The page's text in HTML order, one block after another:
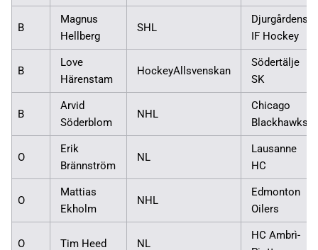
B
Magnus
Hellberg
SHL
Djurgårdens
IF Hockey
B
Love
Härenstam
HockeyAllsvenskan
Södertälje
SK
B
Arvid
Söderblom
NHL
Chicago
Blackhawks
O
Erik
Brännström
NL
Lausanne
HC
O
Mattias
Ekholm
NHL
Edmonton
Oilers
O Tim Heed NL
HC Ambrì-